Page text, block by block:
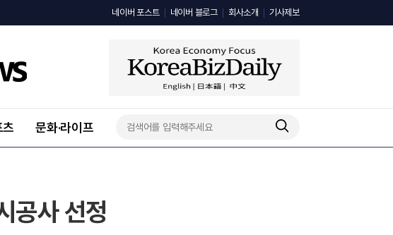
네이버 포스트 네이버 블로그 회사소개 기사제보
츠 문화·라이프
공사 선정